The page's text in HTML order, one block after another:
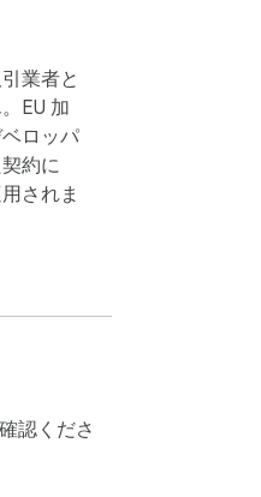
ュ・タ
)、CZK
チア・ク
、KES (ケ
シア・リ
、PHP (フ
業者と
EU 加
ロッパ
約に
されま
認くださ